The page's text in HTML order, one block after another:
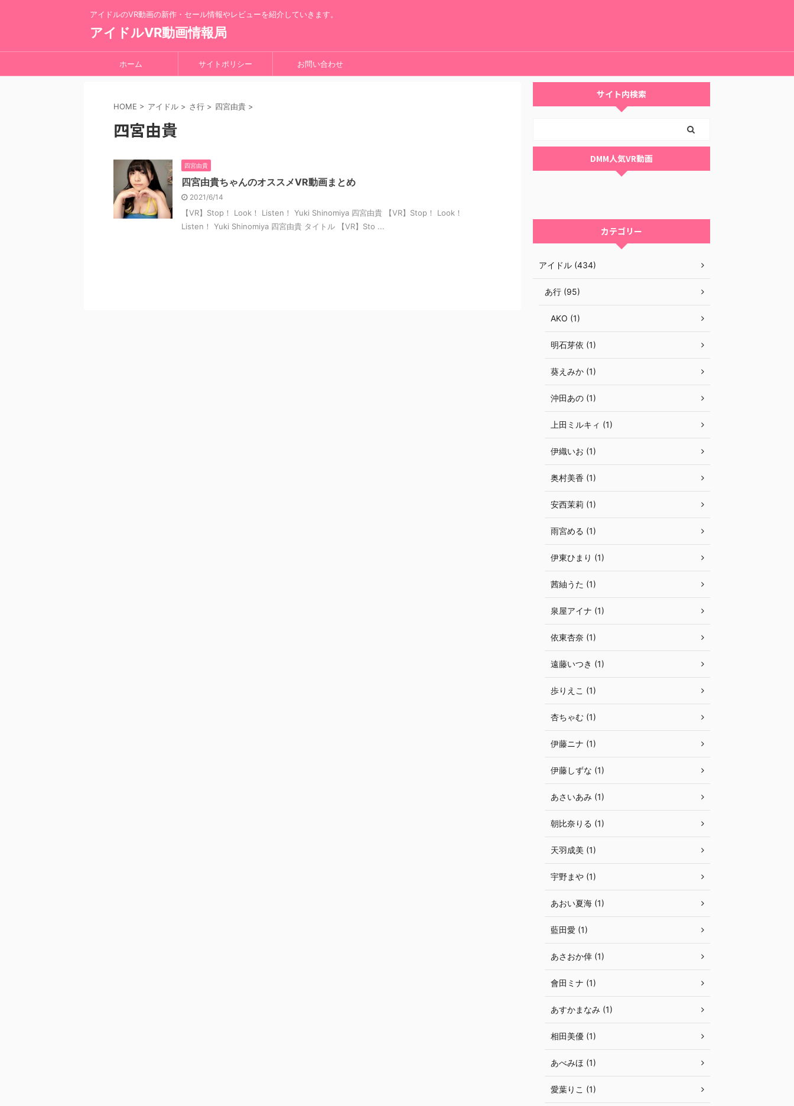
アイドルのVR動画の新作・セール情報やレビューを紹介していきます。
アイドルVR動画情報局
ホーム サイトポリシー お問い合わせ
HOME > アイドル > さ行 > 四宮由貴 >
四宮由貴
四宮由貴
四宮由貴ちゃんのオススメVR動画まとめ
2021/6/14
【VR】Stop！ Look！ Listen！ Yuki Shinomiya 四宮由貴 【VR】Stop！ Look！
Listen！ Yuki Shinomiya 四宮由貴 タイトル 【VR】Sto ...
サイト内検索
DMM人気VR動画
カテゴリー
アイドル (434)
あ行 (95)
AKO (1)
明石芽依 (1)
葵えみか (1)
沖田あの (1)
上田ミルキィ (1)
伊織いお (1)
奥村美香 (1)
安西茉莉 (1)
雨宮める (1)
伊東ひまり (1)
茜紬うた (1)
泉屋アイナ (1)
依東杏奈 (1)
遠藤いつき (1)
歩りえこ (1)
杏ちゃむ (1)
伊藤ニナ (1)
伊藤しずな (1)
あさいあみ (1)
朝比奈りる (1)
天羽成美 (1)
宇野まや (1)
あおい夏海 (1)
藍田愛 (1)
あさおか倖 (1)
會田ミナ (1)
あすかまなみ (1)
相田美優 (1)
あべみほ (1)
愛葉りこ (1)